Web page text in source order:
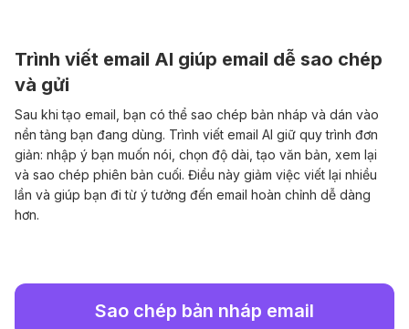
Trình viết email AI giúp email dễ sao chép
và gửi
Sau khi tạo email, bạn có thể sao chép bản nháp và dán vào
nền tảng bạn đang dùng. Trình viết email AI giữ quy trình đơn
giản: nhập ý bạn muốn nói, chọn độ dài, tạo văn bản, xem lại
và sao chép phiên bản cuối. Điều này giảm việc viết lại nhiều
lần và giúp bạn đi từ ý tưởng đến email hoàn chỉnh dễ dàng
hơn.
Sao chép bản nháp email